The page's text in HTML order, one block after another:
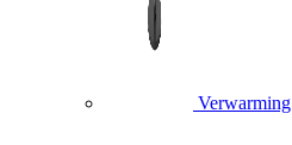
Verwarming